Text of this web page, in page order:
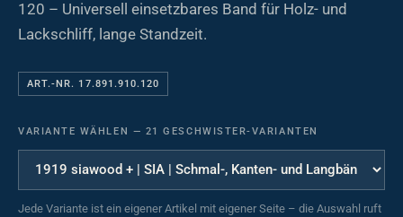
120 – Universell einsetzbares Band für Holz- und
Lackschliff, lange Standzeit.
ART.-NR. 17.891.910.120
VARIANTE WÄHLEN — 21 GESCHWISTER-VARIANTEN
Jede Variante ist ein eigener Artikel mit eigener Seite – die Auswahl ruft